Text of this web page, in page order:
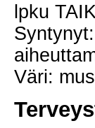
lpku
Väri: